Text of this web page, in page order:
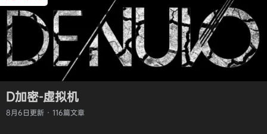
D加密-虚拟机
8月6日更新 · 116篇文章